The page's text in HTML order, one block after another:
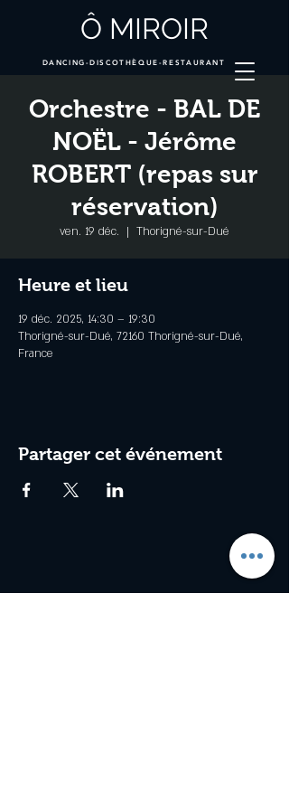
Ô MIROIR
DANCING-DISCOTHÈQUE-RESTAURANT
Orchestre - BAL DE
NOËL - Jérôme
ROBERT (repas sur
réservation)
ven. 19 déc.
  |
Thorigné-sur-Dué
Heure et lieu
19 déc. 2025, 14:30 – 19:30
Thorigné-sur-Dué, 72160 Thorigné-sur-Dué,
France
Partager cet événement